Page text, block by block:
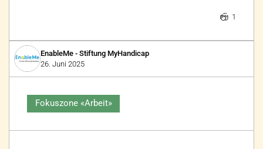
1
EnableMe - Stiftung MyHandicap
26. Juni 2025
Fokuszone «Arbeit»